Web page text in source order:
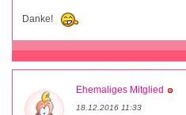
Danke!
Ehemaliges Mitglied
18.12.2016 11:33